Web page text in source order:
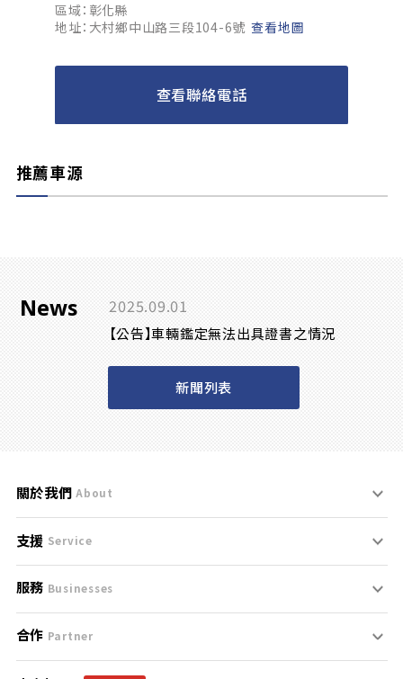
區域：彰化縣
地址：大村鄉中山路三段104-6號 查看地圖
查看聯絡電話
推薦車源
News 2025.09.01
【公告】車輛鑑定無法出具證書之情況
新聞列表
關於我們 About
刊登規範
服務條款
免責聲明
支援 Service
支援中心
聯絡我們
服務 Businesses
什麼是Goo鑑定？
合作 Partner